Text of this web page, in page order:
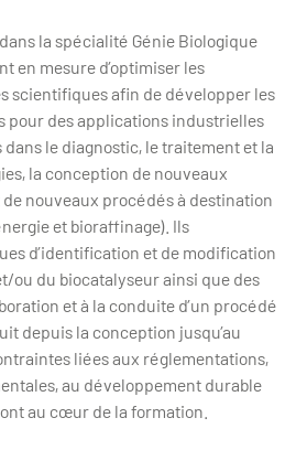
la spécialité Génie Biologique
en mesure d’optimiser les
scientifiques afin de développer les
pour des applications industrielles
le diagnostic, le traitement et la
la conception de nouveaux
nouveaux procédés à destination
et bioraffinage). Ils
d’identification et de modification
ou du biocatalyseur ainsi que des
et à la conduite d’un procédé
depuis la conception jusqu’au
liées aux réglementations,
au développement durable
au cœur de la formation.